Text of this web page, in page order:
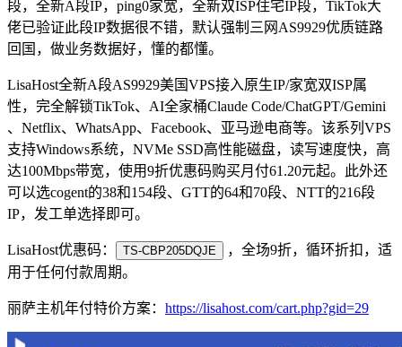
段，全新A段IP，ping0家宽，全新双ISP住宅IP段，TikTok大
佬已验证此段IP数据很不错，默认强制三网AS9929优质链路
回国，做业务数据好，懂的都懂。
LisaHost全新A段AS9929美国VPS接入原生IP/家宽双ISP属
性，完全解锁TikTok、AI全家桶Claude Code/ChatGPT/Gemini
、Netflix、WhatsApp、Facebook、亚马逊电商等。该系列VPS
支持Windows系统，NVMe SSD高性能磁盘，读写速度快，高
达100Mbps带宽，使用9折优惠码购买月付61.20元起。此外还
可以选cogent的38和154段、GTT的64和70段、NTT的216段
IP，发工单选择即可。
LisaHost优惠码： TS-CBP205DQJE
，全场9折，循环折扣，适
用于任何付款周期。
丽萨主机年付特价方案： https://lisahost.com/cart.php?gid=29